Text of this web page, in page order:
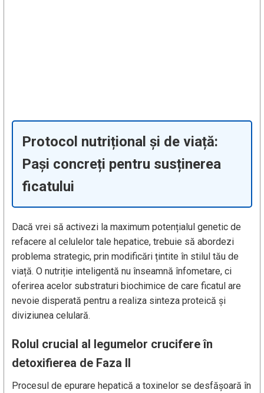
Protocol nutrițional și de viață:
Pași concreți pentru susținerea
ficatului
Dacă vrei să activezi la maximum potențialul genetic de
refacere al celulelor tale hepatice, trebuie să abordezi
problema strategic, prin modificări țintite în stilul tău de
viață. O nutriție inteligentă nu înseamnă înfometare, ci
oferirea acelor substraturi biochimice de care ficatul are
nevoie disperată pentru a realiza sinteza proteică și
diviziunea celulară.
Rolul crucial al legumelor crucifere în
detoxifierea de Faza II
Procesul de epurare hepatică a toxinelor se desfășoară în